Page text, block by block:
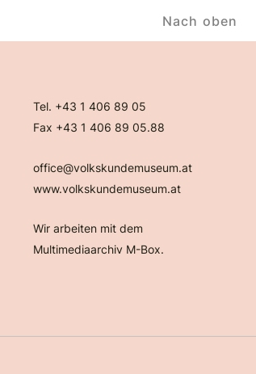
Tel. +43 1 406 89 05
Fax +43 1 406 89 05.88
office@volkskundemuseum.at
www.volkskundemuseum.at
Wir arbeiten mit dem
Multimediaarchiv M-Box.
Nach oben